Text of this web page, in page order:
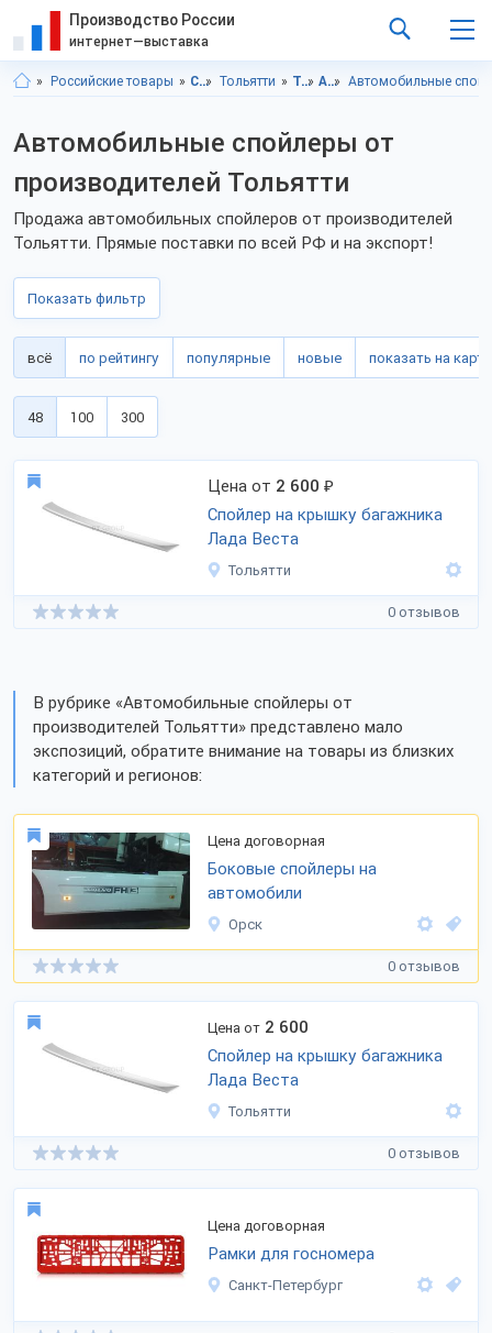
Производство России
интернет—выставка
Российские товары Самарская область Тольятти Транспорт, техника, запчасти Автоаксессуары Автомобильные
Автомобильные спойлеры от
производителей Тольятти
Продажа автомобильных спойлеров от производителей
Тольятти. Прямые поставки по всей РФ и на экспорт!
Показать фильтр
всё по рейтингу популярные новые показать на карте
48 100 300
Цена от 2 600 ₽
Спойлер на крышку багажника
Лада Веста
Тольятти
0 отзывов
В рубрике «Автомобильные спойлеры от
производителей Тольятти» представлено мало
экспозиций, обратите внимание на товары из близких
категорий и регионов:
Цена договорная
Боковые спойлеры на
автомобили
Орск
0 отзывов
Цена от 2 600
Спойлер на крышку багажника
Лада Веста
Тольятти
0 отзывов
Цена договорная
Рамки для госномера
Санкт-Петербург